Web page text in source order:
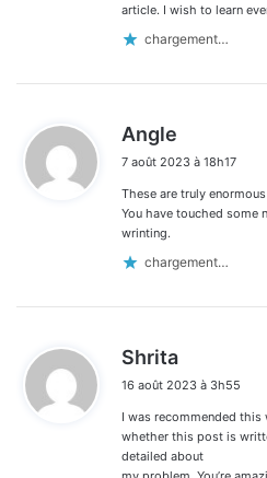
article. I wish to learn
chargement…
Angle
t
:
7 août 2023 à 18h17
These are truly
You have touched some
wrinting.
chargement…
Shrita
t
:
16 août 2023 à 3h55
I was recommended this
whether this post is
detailed about